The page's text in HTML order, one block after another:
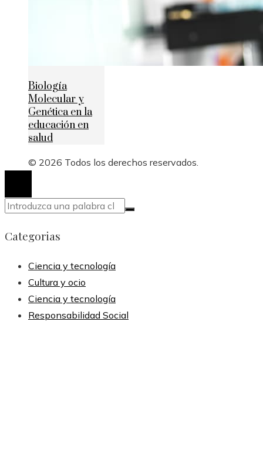
Biología
Molecular y
Genética en la
educación en
salud
© 2026 Todos los derechos reservados.
Categorias
Ciencia y tecnología
Cultura y ocio
Ciencia y tecnología
Responsabilidad Social